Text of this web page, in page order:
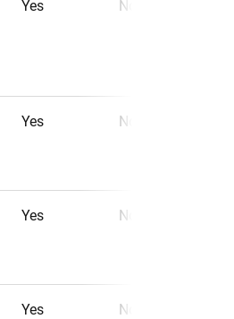
Yes No
Yes No
Yes No
Yes No